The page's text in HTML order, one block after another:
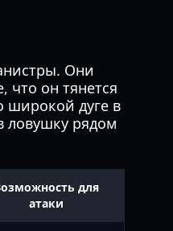
Они
что он тянется
широкой дуге в
ловушку рядом
для
атаки